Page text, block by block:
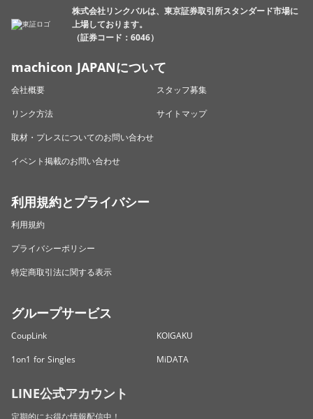
株式会社リンクバルは、東京証券取引所スタンダード市場に
上場しております。
（証券コード：6046）
machicon JAPANについて
会社概要
スタッフ募集
リンク方法
サイトマップ
取材・プレスについてのお問い合わせ
イベント掲載のお問い合わせ
利用規約とプライバシー
利用規約
プライバシーポリシー
特定商取引法に関する表示
グループサービス
CoupLink
KOIGAKU
1on1 for Singles
MiDATA
LINE公式アカウント
定期的にお得な情報配信中！